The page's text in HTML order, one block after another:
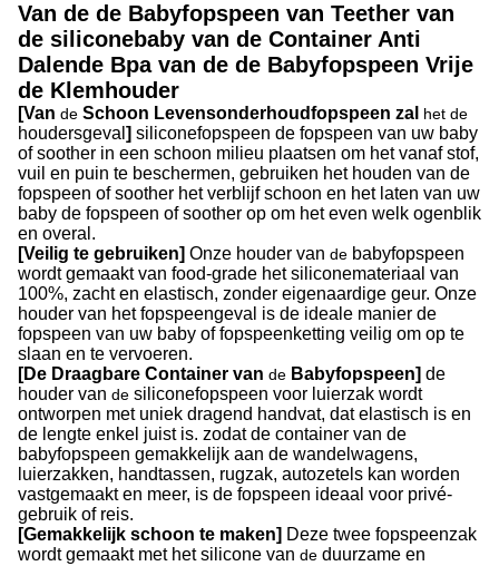
Van de de Babyfopspeen van Teether van
de siliconebaby van de Container Anti
Dalende Bpa van de de Babyfopspeen Vrije
de Klemhouder
[Van de Schoon Levensonderhoudfopspeen zal het de
houdersgeval ] siliconefopspeen de fopspeen van uw baby
of soother in een schoon milieu plaatsen om het vanaf stof,
vuil en puin te beschermen, gebruiken het houden van de
fopspeen of soother het verblijf schoon en het laten van uw
baby de fopspeen of soother op om het even welk ogenblik
en overal.
[Veilig te gebruiken] Onze houder van de babyfopspeen
wordt gemaakt van food-grade het siliconemateriaal van
100%, zacht en elastisch, zonder eigenaardige geur. Onze
houder van het fopspeengeval is de ideale manier de
fopspeen van uw baby of fopspeenketting veilig om op te
slaan en te vervoeren.
[De Draagbare Container van de Babyfopspeen] de
houder van de siliconefopspeen voor luierzak wordt
ontworpen met uniek dragend handvat, dat elastisch is en
de lengte enkel juist is. zodat de container van de
babyfopspeen gemakkelijk aan de wandelwagens,
luierzakken, handtassen, rugzak, autozetels kan worden
vastgemaakt en meer, is de fopspeen ideaal voor privé-
gebruik of reis.
[Gemakkelijk schoon te maken] Deze twee fopspeenzak
wordt gemaakt met het silicone van de duurzame en